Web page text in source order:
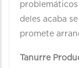
problemáticos
deles acaba
promete
Tanurre